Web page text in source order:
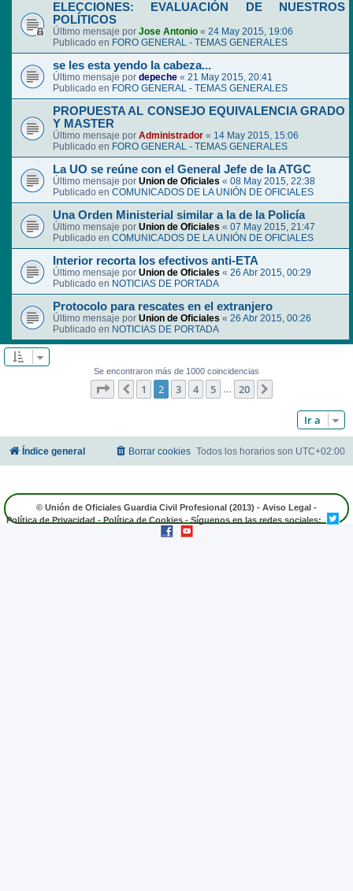
ELECCIONES: EVALUACIÓN DE NUESTROS
POLÍTICOS
Último mensaje por Jose Antonio « 24 May 2015, 19:06
Publicado en FORO GENERAL - TEMAS GENERALES
se les esta yendo la cabeza...
Último mensaje por depeche « 21 May 2015, 20:41
Publicado en FORO GENERAL - TEMAS GENERALES
PROPUESTA AL CONSEJO EQUIVALENCIA GRADO
Y MASTER
Último mensaje por Administrador « 14 May 2015, 15:06
Publicado en FORO GENERAL - TEMAS GENERALES
La UO se reúne con el General Jefe de la ATGC
Último mensaje por Union de Oficiales « 08 May 2015, 22:38
Publicado en COMUNICADOS DE LA UNIÓN DE OFICIALES
Una Orden Ministerial similar a la de la Policía
Último mensaje por Union de Oficiales « 07 May 2015, 21:47
Publicado en COMUNICADOS DE LA UNIÓN DE OFICIALES
Interior recorta los efectivos anti-ETA
Último mensaje por Union de Oficiales « 26 Abr 2015, 00:29
Publicado en NOTICIAS DE PORTADA
Protocolo para rescates en el extranjero
Último mensaje por Union de Oficiales « 26 Abr 2015, 00:26
Publicado en NOTICIAS DE PORTADA
Se encontraron más de 1000 coincidencias
Página de 20
Anterior
1 2 3 4 5 … 20
Ir a
Índice general Todos los horarios son UTC+02:00
Borrar cookies
© Unión de Oficiales Guardia Civil Profesional (2013) - Aviso Legal -
Política de Privacidad-Política de Cookies- Síguenos en las redes sociales: